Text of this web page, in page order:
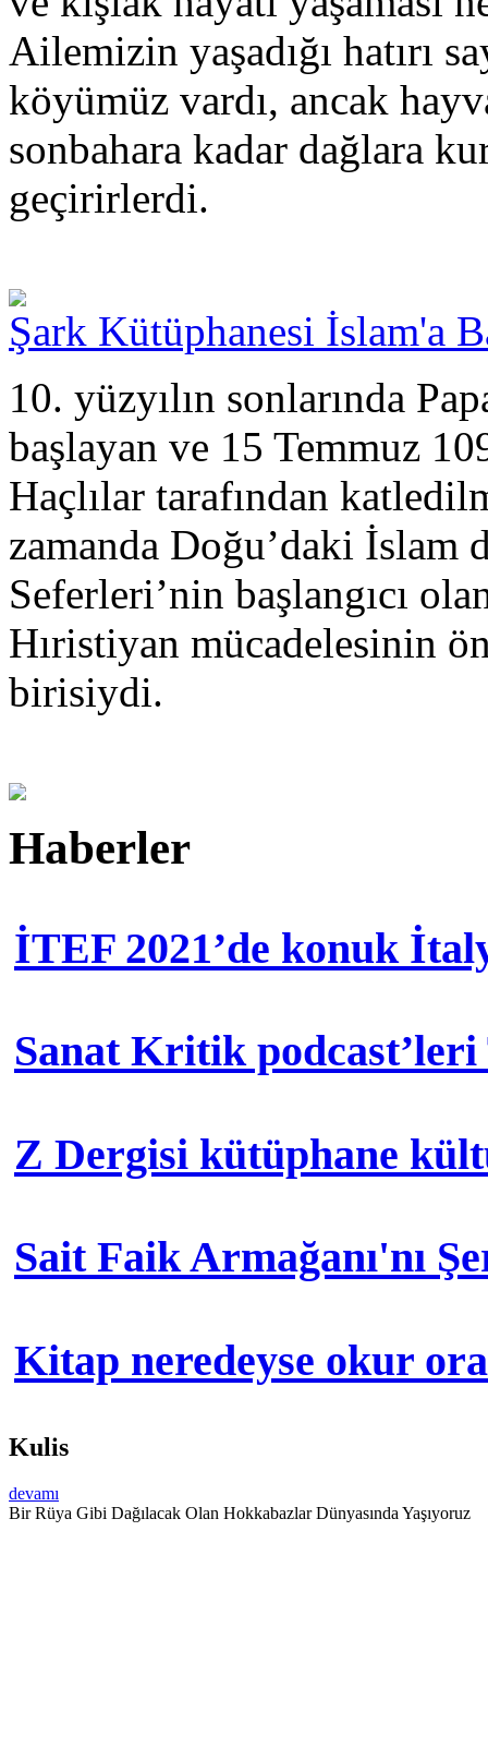
Ailemizin yaşadığı hatırı
köyümüz vardı, ancak
sonbahara kadar dağlara
geçirirlerdi.
Şark Kütüphanesi İslam'a
10. yüzyılın sonlarında
başlayan ve 15 Temmuz
Haçlılar tarafından
zamanda Doğu’daki İslam
Seferleri’nin başlangıcı
Hıristiyan mücadelesinin
birisiydi.
Haberler
İTEF 2021’de konuk
Sanat Kritik podcast’leri
Z Dergisi kütüphane
Sait Faik Armağanı'nı
Kitap neredeyse okur
Kulis
devamı
Bir Rüya Gibi Dağılacak Olan Hokkabazlar Dünyasında Yaşıyoruz